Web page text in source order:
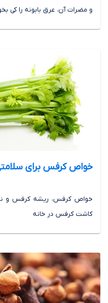
و مضرات آن، عرق بابونه را کی
خواص کرفس برای
خواص کرفس، ریشه کرفس و
کاشت کرفس در خانه